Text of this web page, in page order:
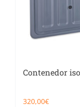
Contenedor
320,00€